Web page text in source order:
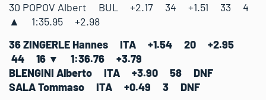
30 POPOV Albert BUL +2.17 34 +1.51 33 4
▲ 1:35.95 +2.98
36 ZINGERLE Hannes ITA +1.54 20 +2.95
44 16 ▼ 1:36.76 +3.79
BLENGINI Alberto ITA +3.90 58 DNF
SALA Tommaso ITA +0.49 3 DNF